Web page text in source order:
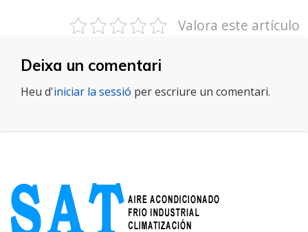
Valora este artículo
Deixa un comentari
Heu d'iniciar la sessió per escriure un comentari.